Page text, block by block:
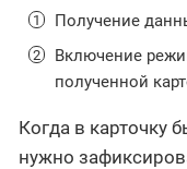
Получение
Включение
полученной
Когда в карточку
нужно